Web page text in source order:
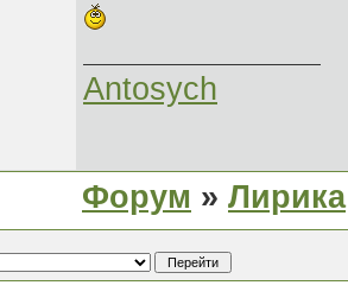
Antosych
Форум » Лирика